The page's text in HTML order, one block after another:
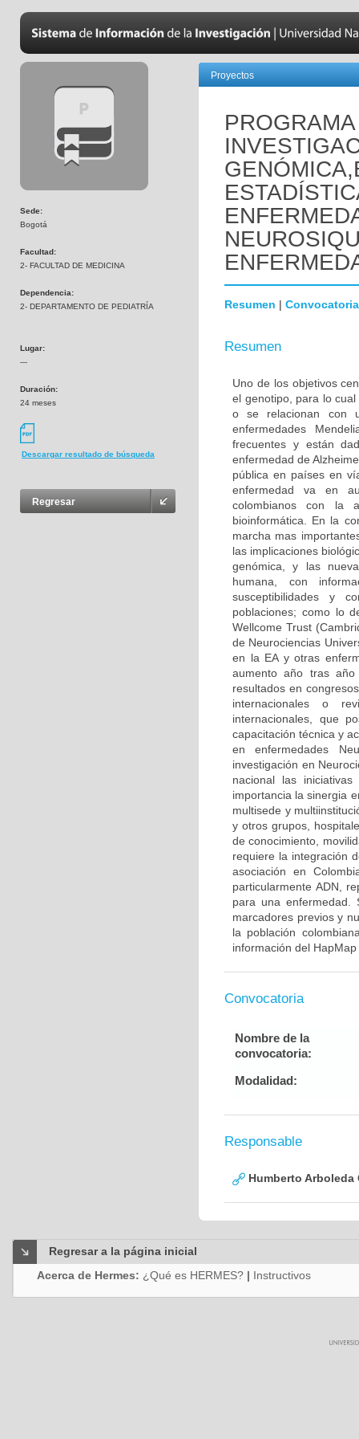
Sede:
Bogotá
Facultad:
2- FACULTAD DE MEDICINA
Dependencia:
2- DEPARTAMENTO DE PEDIATRÍA
Lugar:
---
Duración:
24 meses
Descargar resultado de búsqueda
Regresar
Proyectos
Resumen | Convocatoria
Resumen
Uno de los objetivos
el genotipo, para lo
o se relacionan con
enfermedades
frecuentes y están
enfermedad de
pública en países en
enfermedad va en
colombianos con la
bioinformática. En la
marcha mas
las implicaciones
genómica, y las
humana, con
susceptibilidades y
poblaciones; como lo
Wellcome Trust
de Neurociencias
en la EA y otras
aumento año tras año
resultados en
internacionales o
internacionales, que
capacitación técnica y
en enfermedades
investigación en
nacional las
importancia la sinergia
multisede y
y otros grupos,
de conocimiento,
requiere la integración
asociación en
particularmente ADN,
para una enfermedad.
marcadores previos y
la población
información del
Convocatoria
Nombre de la
convocatoria:
Modalidad:
Responsable
Humberto Arboleda
Regresar a la página inicial
Acerca de Hermes: ¿Qué es HERMES? | Instructivos